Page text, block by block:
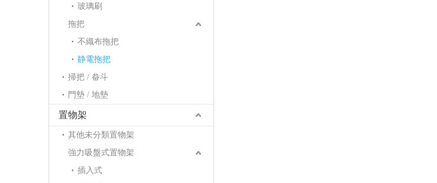
玻璃刷
拖把
不織布拖把
静電拖把
掃把 / 畚斗
門墊 / 地墊
置物架
其他未分類置物架
強力吸盤式置物架
插入式